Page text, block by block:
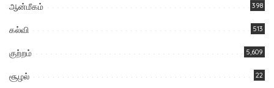
ஆன்மீகம் 398
கல்வி 513
குற்றம் 5,609
சூழல் 22